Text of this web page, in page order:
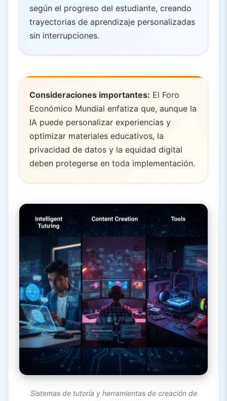
según el progreso del estudiante, creando
trayectorias de aprendizaje personalizadas
sin interrupciones.
Consideraciones importantes: El Foro
Económico Mundial enfatiza que, aunque la
IA puede personalizar experiencias y
optimizar materiales educativos, la
privacidad de datos y la equidad digital
deben protegerse en toda implementación.
Sistemas de tutoría y herramientas de creación de